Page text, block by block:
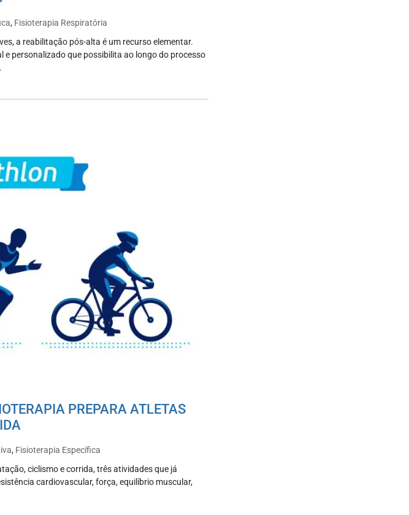
, Fisioterapia Respiratória
a reabilitação pós-alta é um recurso elementar.
personalizado que possibilita ao longo do processo
PREPARA ATLETAS
, Fisioterapia Específica
ciclismo e corrida, três atividades que já
cardiovascular, força, equilíbrio muscular,